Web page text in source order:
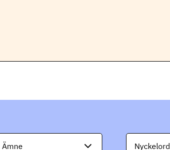
Ämne Nyckelord